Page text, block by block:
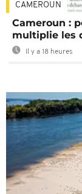
CAMEROUN
Cameroun :
multiplie les
Il y a 18 heures